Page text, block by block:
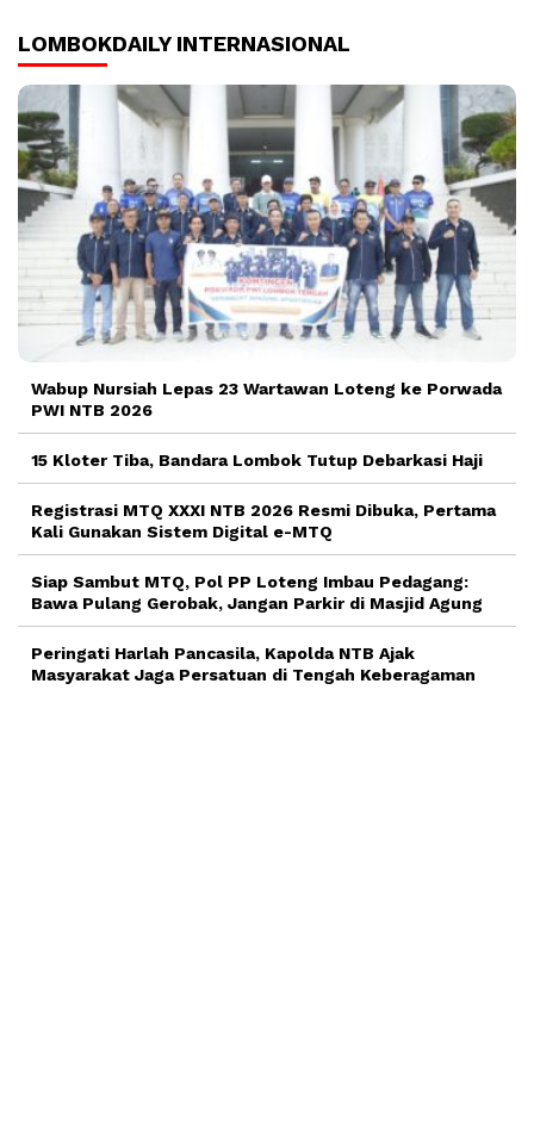
LOMBOKDAILY INTERNASIONAL
Wabup Nursiah Lepas 23 Wartawan Loteng ke Porwada
PWI NTB 2026
15 Kloter Tiba, Bandara Lombok Tutup Debarkasi Haji
Registrasi MTQ XXXI NTB 2026 Resmi Dibuka, Pertama
Kali Gunakan Sistem Digital e-MTQ
Siap Sambut MTQ, Pol PP Loteng Imbau Pedagang:
Bawa Pulang Gerobak, Jangan Parkir di Masjid Agung
Peringati Harlah Pancasila, Kapolda NTB Ajak
Masyarakat Jaga Persatuan di Tengah Keberagaman